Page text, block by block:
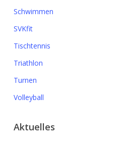
Schwimmen
SVKfit
Tischtennis
Triathlon
Turnen
Volleyball
Aktuelles